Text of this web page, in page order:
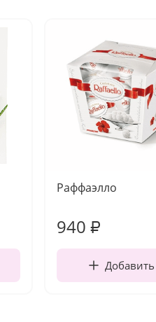
Раффаэлло
940 ₽
Добавить